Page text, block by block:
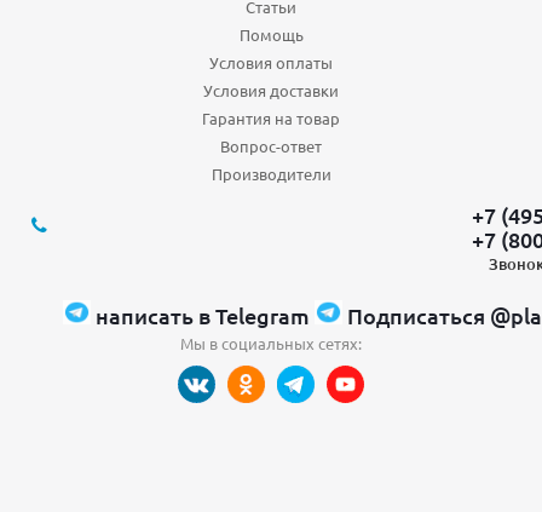
Статьи
Помощь
Условия оплаты
Условия доставки
Гарантия на товар
Вопрос-ответ
Производители
+7
+7
написать в Telegram Подписаться
Мы в социальных сетях: